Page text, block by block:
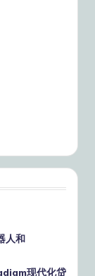
人和
现代化贷